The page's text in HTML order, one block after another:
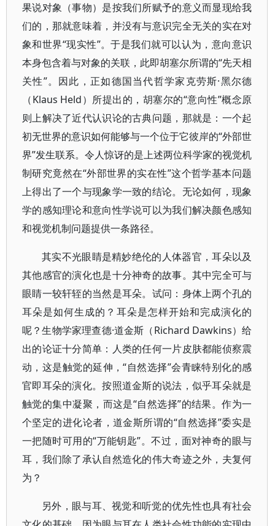
果说对象（事物）是按我们所赋予的意义而显现给我
们的，那就意味着，并没有与意识完全无关的实在对
象和世界“现实性”。于是我们就可以认为，意向意识
本身包含着与对象的关联，此即胡塞尔所谓的“先天相
关性”。因此，正如德国当代哲学家克劳斯·黑尔德
（Klaus Held）所提出的，胡塞尔的“意向性”概念原
则上解决了近代认识论的古典问题，那就是：一个起
初无世界的意识如何能够与一个位于它彼岸的“外部世
界”发生联系。令人惊讶的是上述两位科学家的视觉机
制研究竟然在“外部世界的实在性”这个哲学基本问题
上得出了一个与现象学一致的结论。无论如何，现象
学的感知理论和意向性学说可以为我们解决颜色感知
和视觉机制问题提供一条路径。
其实不光眼睛是精妙绝伦的人体器官，耳朵以及
其他感官的演化也是十分神奇的故事。其中完全可与
眼睛一较轩轾的当然是耳朵。试问：身体上两个孔的
耳朵是如何生成的？耳朵是怎样开始和完成演化的
呢？生物学家理查德·道金斯（Richard Dawkins）给
出的论证十分简单：人类的任何一片皮肤都能侦察震
动，这是触觉的延伸，“自然选择”会青睐特别化的感
官即耳朵的演化。按照道金斯的说法，似乎耳朵就是
触觉的集中凝聚，而这是“自然选择”的结果。作为一
个坚定的进化论者，道金斯所谓的“自然选择”委实是
一把随时可用的“万能钥匙”。不过，面对神奇的眼与
耳，我们除了承认自然造化的伟大奇迹之外，夫复何
为？
另外，眼与耳、视觉和听觉的优先性也具有社会